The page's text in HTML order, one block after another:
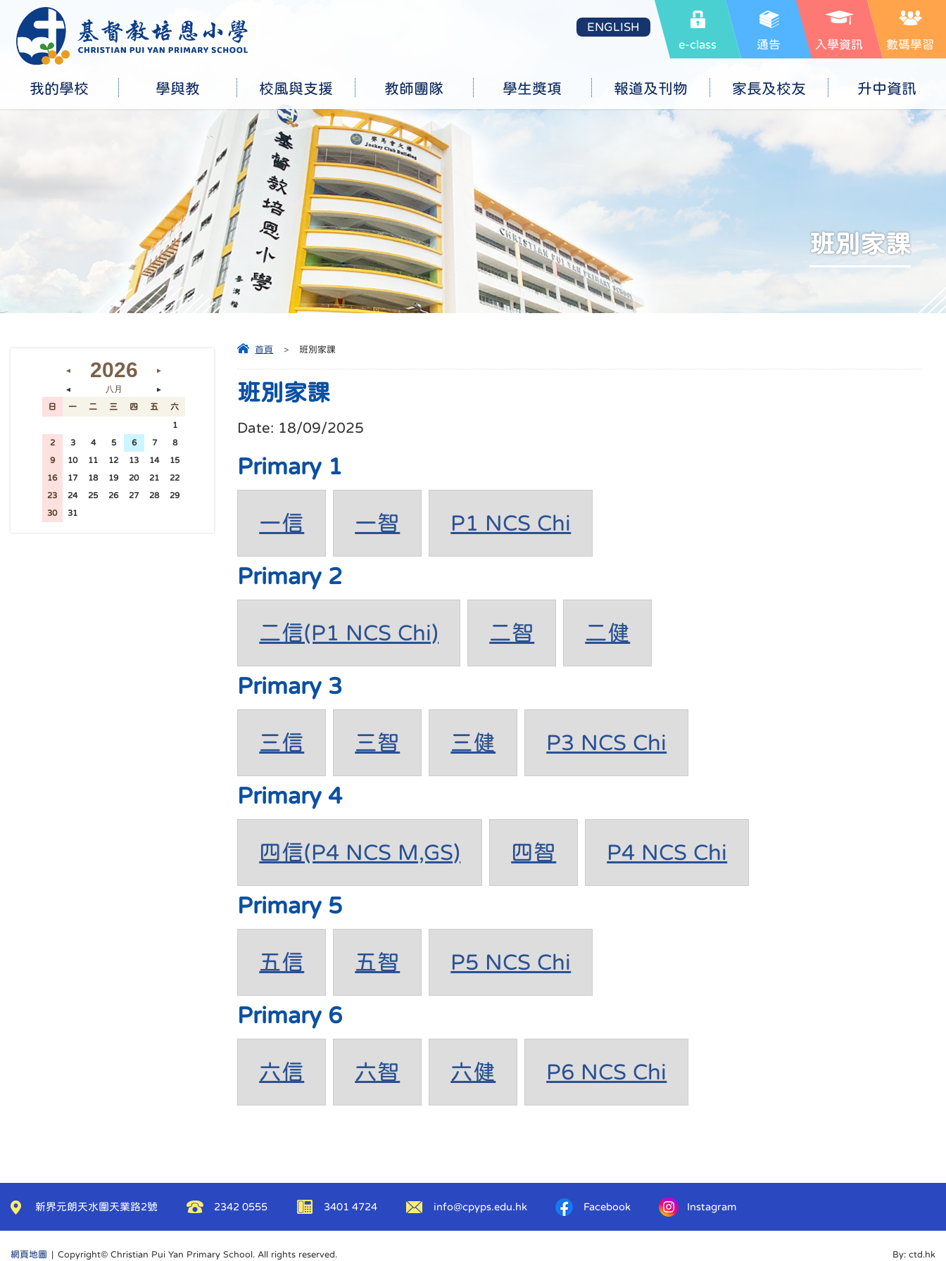
e-class 通告 入學資訊 數碼學習
ENGLISH
我的學校 學與教 校風與支援 教師團隊 學生獎項 報道及刊物 家長及校友 升中資訊
班別家課
首頁 > 班別家課
班別家課
Date: 18/09/2025
Primary 1
一信 一智 P1 NCS Chi
Primary 2
二信(P1 NCS Chi) 二智 二健
Primary 3
三信 三智 三健 P3 NCS Chi
Primary 4
四信(P4 NCS M,GS) 四智 P4 NCS Chi
Primary 5
五信 五智 P5 NCS Chi
Primary 6
六信 六智 六健 P6 NCS Chi
◄ 2026 ►
◄ 八月 ►
日 一 二 三 四 五 六
1
2 3 4 5 6 7 8
9 10 11 12 13 14 15
16 17 18 19 20 21 22
23 24 25 26 27 28 29
30 31
新界元朗天水圍天業路2號 2342 0555 3401 4724 info@cpyps.edu.hk Facebook Instagram
網頁地圖 | Copyright© Christian Pui Yan Primary School. All rights reserved. By: ctd.hk